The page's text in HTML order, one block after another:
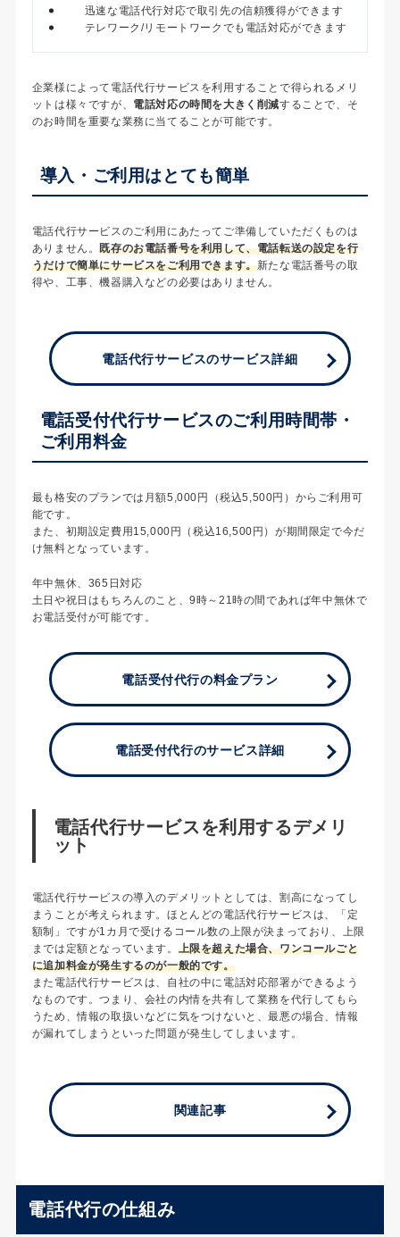
迅速な電話代行対応で取引先の信頼獲得ができます
テレワーク/リモートワークでも電話対応ができます
企業様によって電話代行サービスを利用することで得られるメリ
ットは様々ですが、 電話対応の時間を大きく削減することで、そ
のお時間を重要な業務に当てることが可能です。
導入・ご利用はとても簡単
電話代行サービスのご利用にあたってご準備していただくものは
ありません。既存のお電話番号を利用して、電話転送の設定を行
うだけで簡単にサービスをご利用できます。新たな電話番号の取
得や、工事、機器購入などの必要はありません。
電話代行サービスのサービス詳細
電話受付代行サービスのご利用時間帯・
ご利用料金
最も格安のプランでは月額5,000円（税込5,500円）からご利用可
能です。
また、初期設定費用15,000円（税込16,500円）が期間限定で今だ
け無料となっています。
年中無休、365日対応
土日や祝日はもちろんのこと、9時～21時の間であれば年中無休で
お電話受付が可能です。
電話受付代行の料金プラン
電話受付代行のサービス詳細
電話代行サービスを利用するデメリ
ット
電話代行サービスの導入のデメリットとしては、割高になってし
まうことが考えられます。ほとんどの電話代行サービスは、「定
額制」ですが1カ月で受けるコール数の上限が決まっており、上限
までは定額となっています。 上限を超えた場合、ワンコールごと
に追加料金が発生するのが一般的です。
また電話代行サービスは、自社の中に電話対応部署ができるよう
なものです。つまり、会社の内情を共有して業務を代行してもら
うため、情報の取扱いなどに気をつけないと、最悪の場合、情報
が漏れてしまうといった問題が発生してしまいます。
関連記事
電話代行の仕組み